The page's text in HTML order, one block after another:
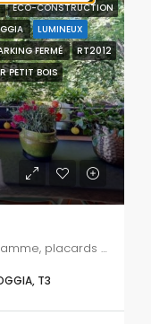
ECO-CONSTRUCTION
LUMINEUX
FERMÉ
RT2012
PETIT BOIS
Garage Double Box, Cuisine haut-gamme, placards sur mesure
T3